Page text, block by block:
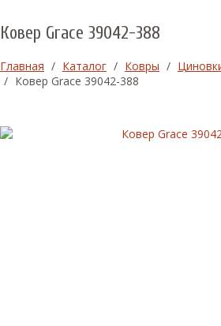
Ковер Grace 39042-388
Главная / Каталог / Ковры /
/ Ковер Grace 39042-388